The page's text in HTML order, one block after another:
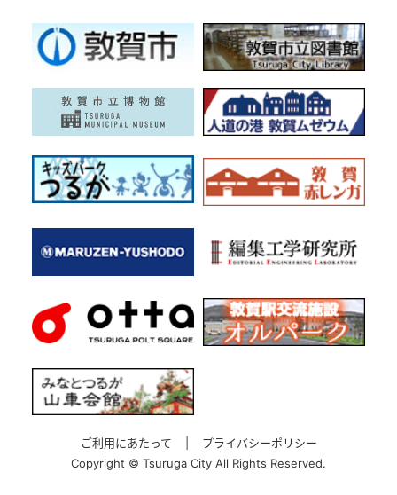
ご利用にあたって
プライバシーポリシー
Copyright © Tsuruga City All Rights Reserved.